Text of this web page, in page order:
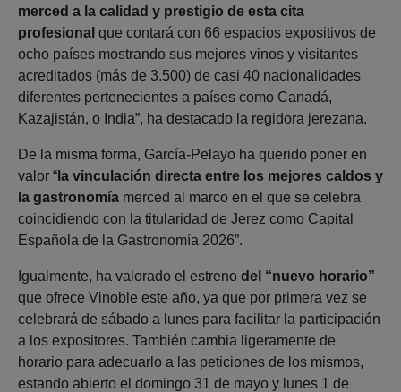
merced a la calidad y prestigio de esta cita
profesional que contará con 66 espacios expositivos de
ocho países mostrando sus mejores vinos y visitantes
acreditados (más de 3.500) de casi 40 nacionalidades
diferentes pertenecientes a países como Canadá,
Kazajistán, o India”, ha destacado la regidora jerezana.
De la misma forma, García-Pelayo ha querido poner en
valor “ la vinculación directa entre los mejores caldos y
la gastronomía merced al marco en el que se celebra
coincidiendo con la titularidad de Jerez como Capital
Española de la Gastronomía 2026”.
Igualmente, ha valorado el estreno del “nuevo horario”
que ofrece Vinoble este año, ya que por primera vez se
celebrará de sábado a lunes para facilitar la participación
a los expositores. También cambia ligeramente de
horario para adecuarlo a las peticiones de los mismos,
estando abierto el domingo 31 de mayo y lunes 1 de